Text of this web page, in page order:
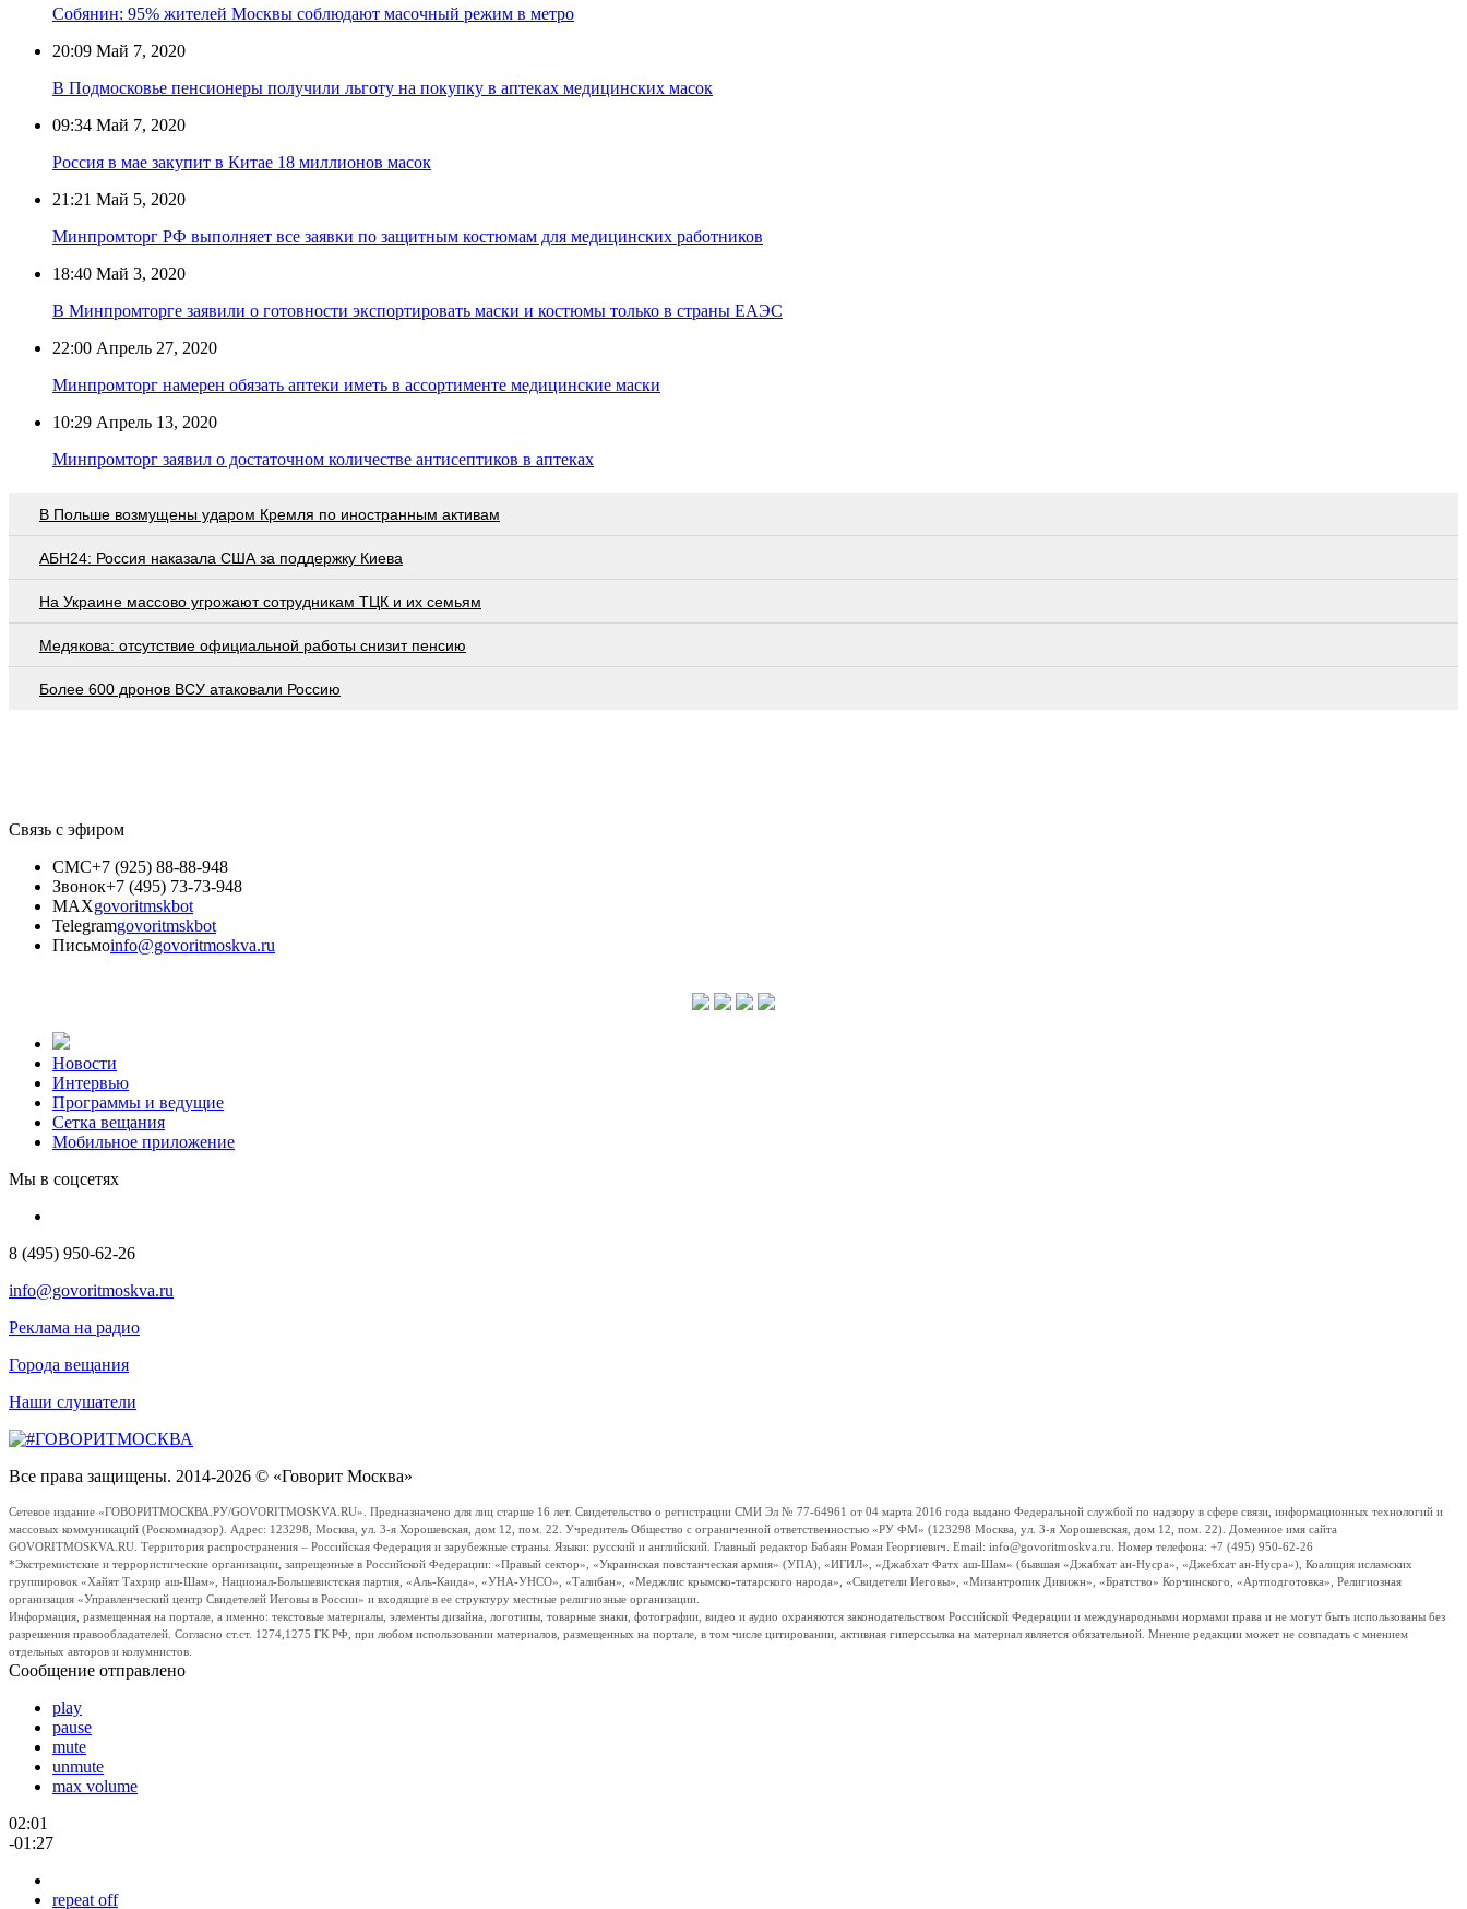
Собянин: 95% жителей Москвы соблюдают масочный режим в метро
20:09 Май 7, 2020
В Подмосковье пенсионеры получили льготу на покупку в аптеках медицинских масок
09:34 Май 7, 2020
Россия в мае закупит в Китае 18 миллионов масок
21:21 Май 5, 2020
Минпромторг РФ выполняет все заявки по защитным костюмам для медицинских работников
18:40 Май 3, 2020
В Минпромторге заявили о готовности экспортировать маски и костюмы только в страны ЕАЭС
22:00 Апрель 27, 2020
Минпромторг намерен обязать аптеки иметь в ассортименте медицинские маски
10:29 Апрель 13, 2020
Минпромторг заявил о достаточном количестве антисептиков в аптеках
В Польше возмущены ударом Кремля по иностранным активам
АБН24: Россия наказала США за поддержку Киева
На Украине массово угрожают сотрудникам ТЦК и их семьям
Медякова: отсутствие официальной работы снизит пенсию
Более 600 дронов ВСУ атаковали Россию
Связь с эфиром
СМС+7 (925) 88-88-948
Звонок+7 (495) 73-73-948
MAXgovoritmskbot
Telegramgovoritmskbot
Письмоinfo@govoritmoskva.ru
Новости
Интервью
Программы и ведущие
Сетка вещания
Мобильное приложение
Мы в соцсетях
8 (495) 950-62-26
info@govoritmoskva.ru
Реклама на радио
Города вещания
Наши слушатели
Все права защищены. 2014-2026 © «Говорит Москва»
Сетевое издание «ГОВОРИТМОСКВА.РУ/GOVORITMOSKVA.RU». Предназначено для лиц старше 16 лет. Свидетельство о регистрации СМИ Эл № 77-64961 от 04 марта 2016 года выдано Федеральной службой по надзору в сфере связи, информационных технологий и
массовых коммуникаций (Роскомнадзор). Адрес: 123298, Москва, ул. 3-я Хорошевская, дом 12, пом. 22. Учредитель Общество с ограниченной ответственностью «РУ ФМ» (123298 Москва, ул. 3-я Хорошевская, дом 12, пом. 22). Доменное имя сайта
GOVORITMOSKVA.RU. Территория распространения – Российская Федерация и зарубежные страны. Языки: русский и английский. Главный редактор Бабаян Роман Георгиевич. Email: info@govoritmoskva.ru. Номер телефона: +7 (495) 950-62-26
*Экстремистские и террористические организации, запрещенные в Российской Федерации: «Правый сектор», «Украинская повстанческая армия» (УПА), «ИГИЛ», «Джабхат Фатх аш-Шам» (бывшая «Джабхат ан-Нусра», «Джебхат ан-Нусра»), Коалиция исламских
группировок «Хайят Тахрир аш-Шам», Национал-Большевистская партия, «Аль-Каида», «УНА-УНСО», «Талибан», «Меджлис крымско-татарского народа», «Свидетели Иеговы», «Мизантропик Дивижн», «Братство» Корчинского, «Артподготовка», Религиозная
организация «Управленческий центр Свидетелей Иеговы в России» и входящие в ее структуру местные религиозные организации.
Информация, размещенная на портале, а именно: текстовые материалы, элементы дизайна, логотипы, товарные знаки, фотографии, видео и аудио охраняются законодательством Российской Федерации и международными нормами права и не могут быть использованы без
разрешения правообладателей. Согласно ст.ст. 1274,1275 ГК РФ, при любом использовании материалов, размещенных на портале, в том числе цитировании, активная гиперссылка на материал является обязательной. Мнение редакции может не совпадать с мнением
отдельных авторов и колумнистов.
Сообщение отправлено
play
pause
mute
unmute
max volume
02:01
-01:27
repeat off